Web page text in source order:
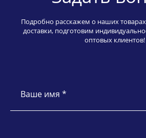
Подробно расскажем о наших
доставки, подготовим
оптовых клиентов!
Ваше имя *